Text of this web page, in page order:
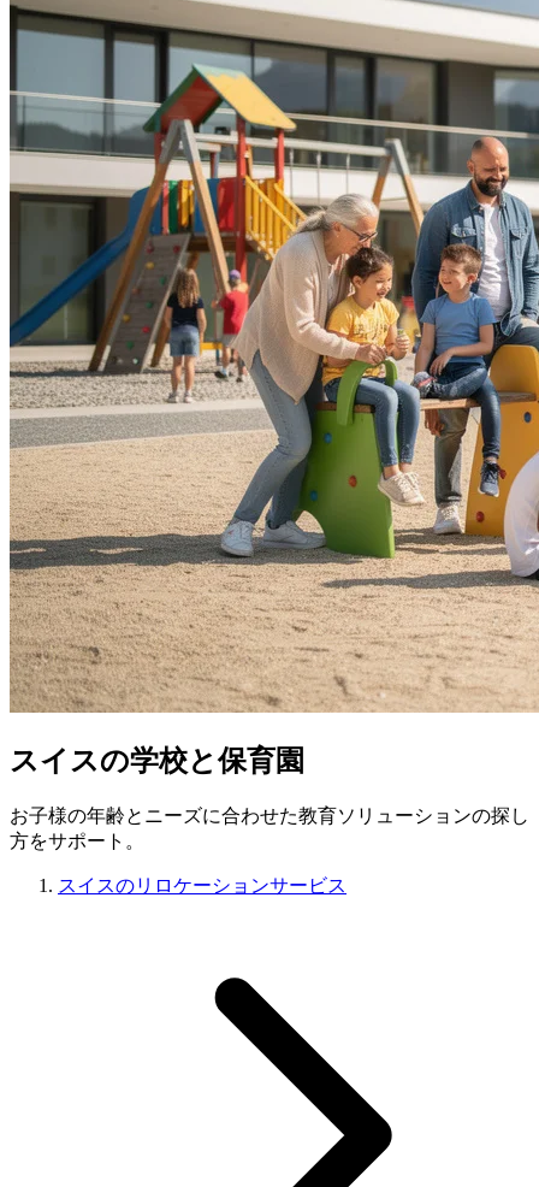
スイスの学校と保育園
お子様の年齢とニーズに合わせた教育ソリューションの探し
方をサポート。
スイスのリロケーションサービス